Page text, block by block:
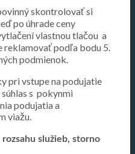
skontrolovať si
po úhrade ceny
vlastnou tlačou a
reklamovať podľa bodu 5.
podmienok.
pri vstupe na podujatie
s pokynmi
podujatia a
viažu.
rozsahu služieb, storno